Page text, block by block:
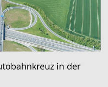
in der